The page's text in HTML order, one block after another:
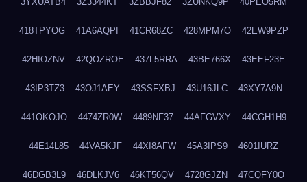
418TPYOG 41A6AQPI 41CR68ZC 428MPM7O 42EW9PZP
42HIOZNV 42QOZROE 437L5RRA 43BE766X 43EEF23E
43IP3TZ3 43OJ1AEY 43SSFXBJ 43U16JLC 43XY7A9N
441OKOJO 4474ZR0W 4489NF37 44AFGVXY 44CGH1H9
44E14L85 44VA5KJF 44XI8AFW 45A3IPS9 4601IURZ
46DGB3L9 46DLKJV6 46KT56QV 4728GJZN 47CQFY0O